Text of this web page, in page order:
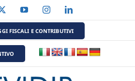
YouTubeInstagramLinkedIn
FISCALI E CONTRIBUTIVI